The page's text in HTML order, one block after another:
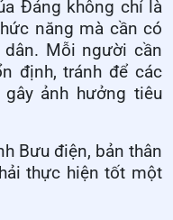
Đảng không chỉ là
năng mà cần có
Mỗi người cần
định, tránh để các
ảnh hưởng tiêu
Bưu điện, bản thân
thực hiện tốt một